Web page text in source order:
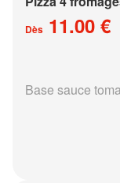
Dès 11.00 €
Base sauce